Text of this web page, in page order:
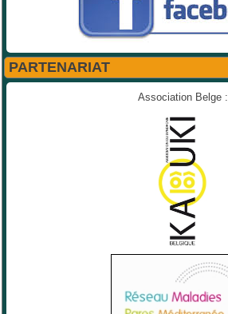
PARTENARIAT
Association Belge :